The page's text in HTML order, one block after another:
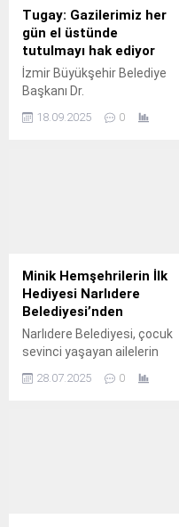
Tugay: Gazilerimiz her
gün el üstünde
tutulmayı hak ediyor
İzmir Büyükşehir Belediye
Başkanı Dr.
18.09.2025 0
Minik Hemşehrilerin İlk
Hediyesi Narlıdere
Belediyesi’nden
Narlıdere Belediyesi, çocuk
sevinci yaşayan ailelerin
ailelerin ihtiyaçlarına katkı
28.07.2025 0